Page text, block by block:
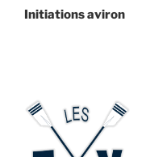
Initiations aviron